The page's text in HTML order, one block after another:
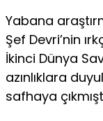
Yabana
Şef Devri’nin
İkinci Dünya
azınlıklara
safhaya